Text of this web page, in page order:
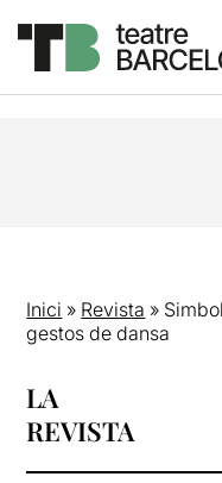
Inici » Revista »
gestos de dansa
LA
REVISTA